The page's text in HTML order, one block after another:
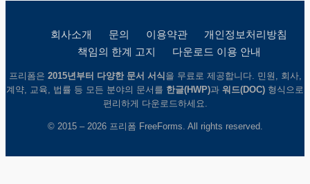
회사소개 문의 이용약관
개인정보처리방침
책임의 한계 고지
다운로드 이용 안내
프리폼은 2015년부터 다양한 문서 서식 을 무료로 제공합니다. 민원, 회사,
계약, 교육, 법률 등 모든 분야의 문서를 한글(HWP)과 워드(DOC) 형식으로
편리하게 다운로드하세요.
© 2015 – 2026 프리폼 FreeForms. All rights reserved.